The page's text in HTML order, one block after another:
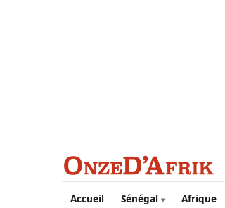
Aller au contenu principal
Accueil Sénégal Afrique